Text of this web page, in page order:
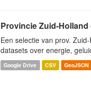
Provincie Zuid-
Een selectie van prov.
datasets over energie,
Google Drive CSV GeoJSON